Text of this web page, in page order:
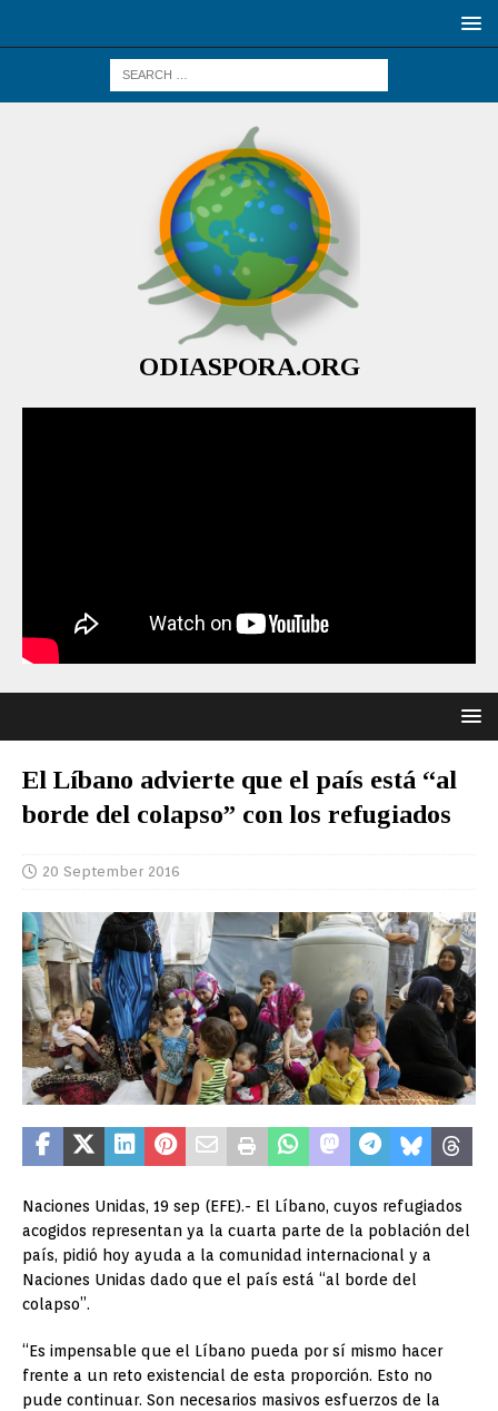
ODIASPORA.ORG
El Líbano advierte que el país está “al
borde del colapso” con los refugiados
20 September 2016
Naciones Unidas, 19 sep (EFE).- El Líbano, cuyos refugiados
acogidos representan ya la cuarta parte de la población del
país, pidió hoy ayuda a la comunidad internacional y a
Naciones Unidas dado que el país está “al borde del
colapso”.
“Es impensable que el Líbano pueda por sí mismo hacer
frente a un reto existencial de esta proporción. Esto no
pude continuar. Son necesarios masivos esfuerzos de la